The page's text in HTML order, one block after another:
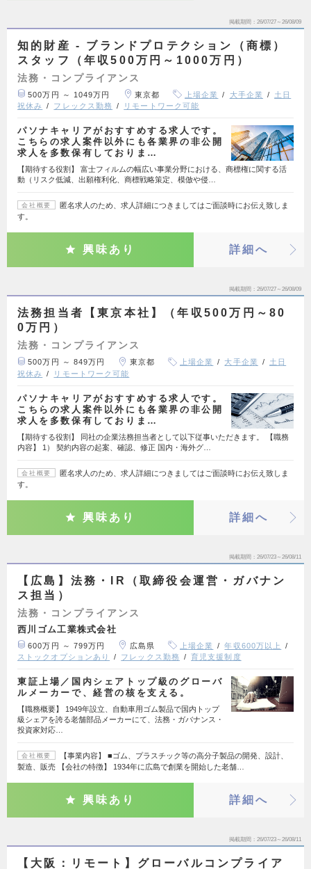
掲載期間 26/07/27～26/08/09
知的財産 - ブランドプロテクション（商標）
スタッフ（年収500万円～1000万円）
法務・コンプライアンス
500万円 ～ 1049万円 東京都 上場企業 大手企業
土日
祝休み
フレックス勤務 リモートワーク可能
パソナキャリアがおすすめする求人です。
こちらの求人案件以外にも各業界の非公開
求人を多数保有しておりま…
【期待する役割】 富士フィルムの幅広い事業分野における、商標権に関する活
動（リスク低減、出願権利化、商標戦略策定、模倣や侵…
会社概要
匿名求人のため、求人詳細につきましてはご面談時にお伝え致しま
す。
興味あり 詳細へ
掲載期間 26/07/27～26/08/09
法務担当者【東京本社】（年収500万円～80
0万円）
法務・コンプライアンス
500万円 ～ 849万円 東京都 上場企業 大手企業
土日
祝休み
リモートワーク可能
パソナキャリアがおすすめする求人です。
こちらの求人案件以外にも各業界の非公開
求人を多数保有しておりま…
【期待する役割】 同社の企業法務担当者として以下従事いただきます。 【職務
内容】 1） 契約内容の起案、確認、修正 国内・海外グ…
会社概要
匿名求人のため、求人詳細につきましてはご面談時にお伝え致しま
す。
興味あり 詳細へ
掲載期間 26/07/23～26/08/11
【広島】法務・IR（取締役会運営・ガバナン
ス担当）
法務・コンプライアンス
西川ゴム工業株式会社
600万円 ～ 799万円 広島県 上場企業
年収600万以上
ストックオプションあり
フレックス勤務 育児支援制度
東証上場／国内シェアトップ級のグローバ
ルメーカーで、経営の核を支える。
【職務概要】 1949年設立、自動車用ゴム製品で国内トップ
級シェアを誇る老舗部品メーカーにて、法務・ガバナンス・
投資家対応…
会社概要
【事業内容】 ■ゴム、プラスチック等の高分子製品の開発、設計、
製造、販売 【会社の特徴】 1934年に広島で創業を開始した老舗…
興味あり 詳細へ
掲載期間 26/07/23～26/08/11
【大阪：リモート】グローバルコンプライア